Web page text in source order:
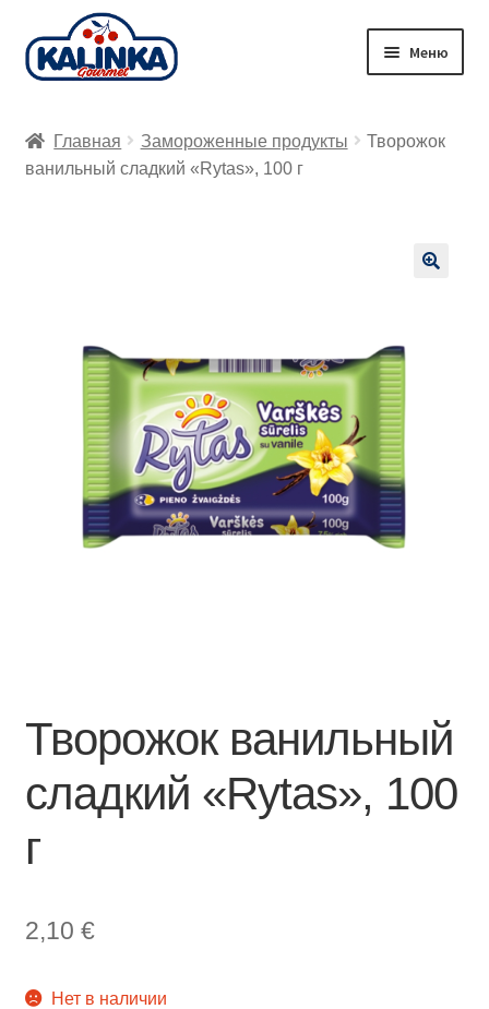
Перейти
к
Перейти
к
Меню
Заказ онлайн
Главная Замороженные продукты
Творожок
ванильный сладкий «Rytas», 100 г
Творожок ванильный
сладкий «Rytas», 100
г
2,10 €
Нет в наличии